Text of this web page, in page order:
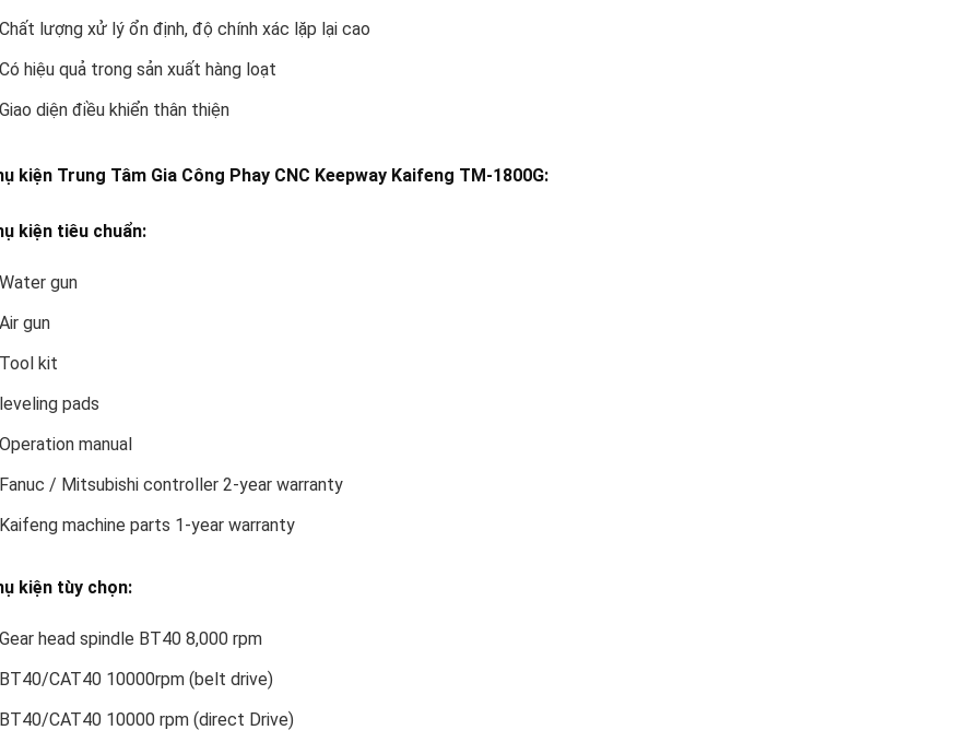
Chất lượng xử lý ổn định, độ chính xác lặp lại cao
Có hiệu quả trong sản xuất hàng loạt
Giao diện điều khiển thân thiện
kiện Trung Tâm Gia Công Phay CNC Keepway Kaifeng TM-1800G:
kiện tiêu chuẩn:
Water gun
Air gun
Tool kit
leveling pads
Operation manual
Fanuc / Mitsubishi controller 2-year warranty
Kaifeng machine parts 1-year warranty
kiện tùy chọn:
Gear head spindle BT40 8,000 rpm
BT40/CAT40 10000rpm (belt drive)
BT40/CAT40 10000 rpm (direct Drive)